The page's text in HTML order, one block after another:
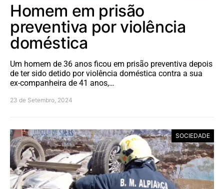
Homem em prisão
preventiva por violência
doméstica
Um homem de 36 anos ficou em prisão preventiva depois
de ter sido detido por violência doméstica contra a sua
ex-companheira de 41 anos,…
23 de Setembro, 2024
SOCIEDADE